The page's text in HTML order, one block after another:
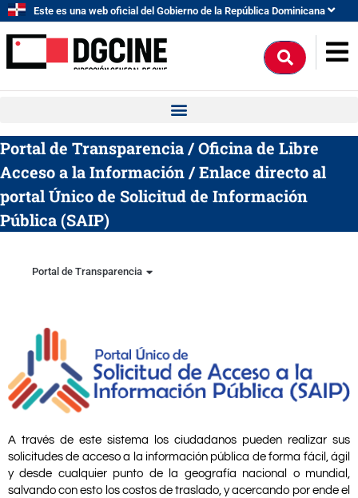
al
contenido
Este es una web oficial del Gobierno de la República Dominicana
Buscar
Portal de Transparencia/Oficina de Libre
Acceso a la Información/Enlace directo al
portal Único de Solicitud de Información
Pública (SAIP)
Portal de Transparencia
A través de este sistema los ciudadanos pueden realizar sus
solicitudes de acceso a la información pública de forma fácil, ágil
y desde cualquier punto de la geografía nacional o mundial,
salvando con esto los costos de traslado, y acercando por ende el